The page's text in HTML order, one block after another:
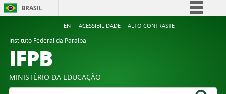
BRASIL
Simplifique!
Legislação
EN ACESSIBILIDADE ALTO CONTRASTE
Instituto Federal da Paraiba
IFPB
MINISTÉRIO DA EDUCAÇÃO
Buscar no portal